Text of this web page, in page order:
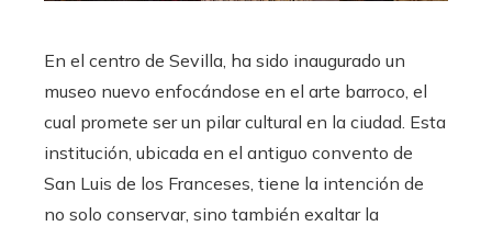
En el centro de Sevilla, ha sido inaugurado un
museo nuevo enfocándose en el arte barroco, el
cual promete ser un pilar cultural en la ciudad. Esta
institución, ubicada en el antiguo convento de
San Luis de los Franceses, tiene la intención de
no solo conservar, sino también exaltar la